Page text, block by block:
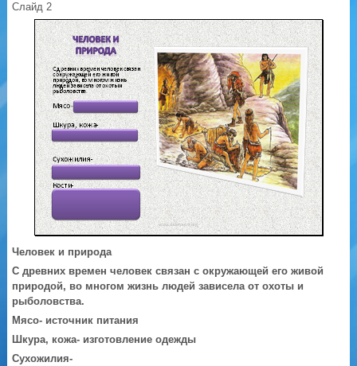
Слайд 2
Человек и природа
С древних времен человек связан с окружающей его живой
природой, во многом жизнь людей зависела от охоты и
рыболовства.
Мясо- источник питания
Шкура, кожа- изготовление одежды
Сухожилия-